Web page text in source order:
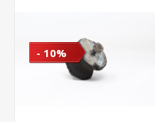
- 10%